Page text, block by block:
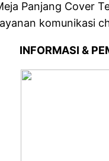
Panjang Cover
komunikasi
INFORMASI &